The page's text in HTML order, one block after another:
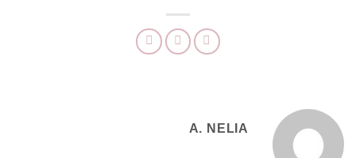
A. NELIA